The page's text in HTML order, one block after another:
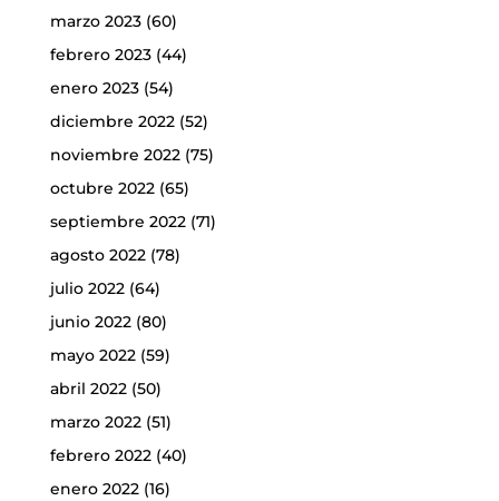
marzo 2023(60)
febrero 2023(44)
enero 2023(54)
diciembre 2022(52)
noviembre 2022(75)
octubre 2022(65)
septiembre 2022(71)
agosto 2022(78)
julio 2022(64)
junio 2022(80)
mayo 2022(59)
abril 2022(50)
marzo 2022(51)
febrero 2022(40)
enero 2022(16)